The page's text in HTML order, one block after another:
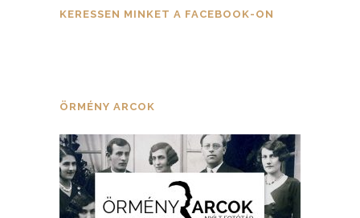
KERESSEN MINKET A FACEBOOK-ON
ÖRMÉNY ARCOK